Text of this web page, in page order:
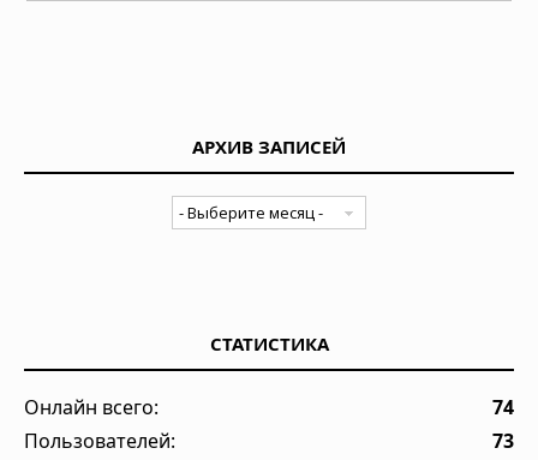
АРХИВ ЗАПИСЕЙ
СТАТИСТИКА
Онлайн всего:
74
Пользователей:
73